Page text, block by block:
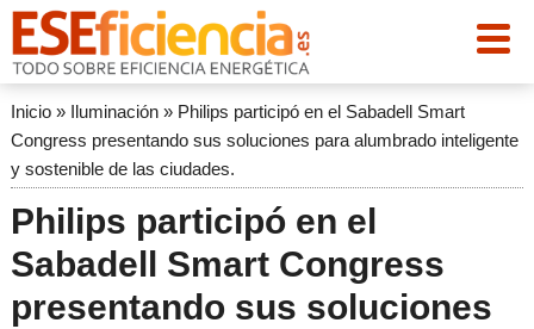
Inicio» Iluminación» Philips participó en el Sabadell Smart
Congress presentando sus soluciones para alumbrado inteligente
y sostenible de las ciudades.
Philips participó en el
Sabadell Smart Congress
presentando sus soluciones